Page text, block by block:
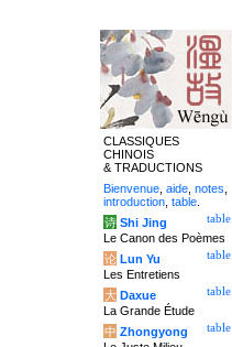
CLASSIQUES
CHINOIS
& TRADUCTIONS
Bienvenue aide notes
introduction table
table
诗 Shi Jing
Le Canon des Poèmes
table
论 Lun Yu
Les Entretiens
table
大 Daxue
La Grande Étude
table
中 Zhongyong